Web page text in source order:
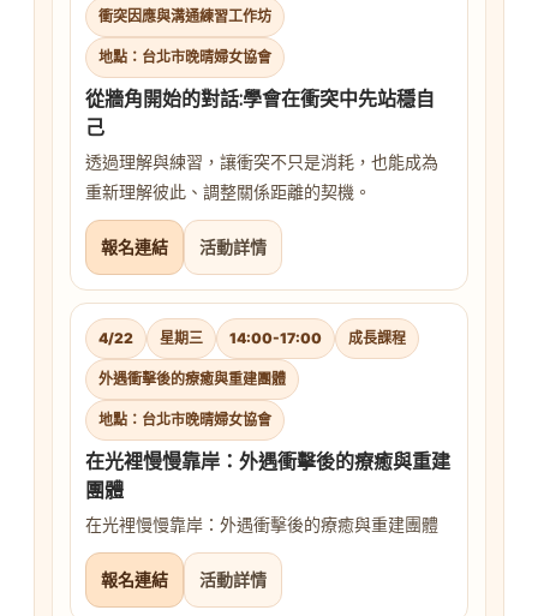
衝突因應與溝通練習工作坊
地點：台北市晚晴婦女協會
從牆角開始的對話:學會在衝突中先站穩自
己
透過理解與練習，讓衝突不只是消耗，也能成為
重新理解彼此、調整關係距離的契機。
報名連結 活動詳情
4/22 星期三 14:00-17:00 成長課程
外遇衝擊後的療癒與重建團體
地點：台北市晚晴婦女協會
在光裡慢慢靠岸：外遇衝擊後的療癒與重建
團體
在光裡慢慢靠岸：外遇衝擊後的療癒與重建團體
報名連結 活動詳情